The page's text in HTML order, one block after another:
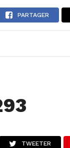
PARTAGER
TWEETER